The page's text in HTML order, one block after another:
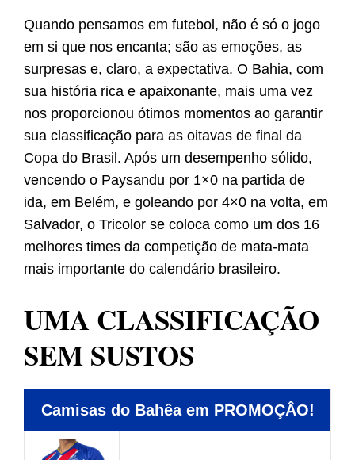
Quando pensamos em futebol, não é só o jogo
em si que nos encanta; são as emoções, as
surpresas e, claro, a expectativa. O Bahia, com
sua história rica e apaixonante, mais uma vez
nos proporcionou ótimos momentos ao garantir
sua classificação para as oitavas de final da
Copa do Brasil. Após um desempenho sólido,
vencendo o Paysandu por 1×0 na partida de
ida, em Belém, e goleando por 4×0 na volta, em
Salvador, o Tricolor se coloca como um dos 16
melhores times da competição de mata-mata
mais importante do calendário brasileiro.
UMA CLASSIFICAÇÃO
SEM SUSTOS
Camisas do Bahêa em PROMOÇÂO!